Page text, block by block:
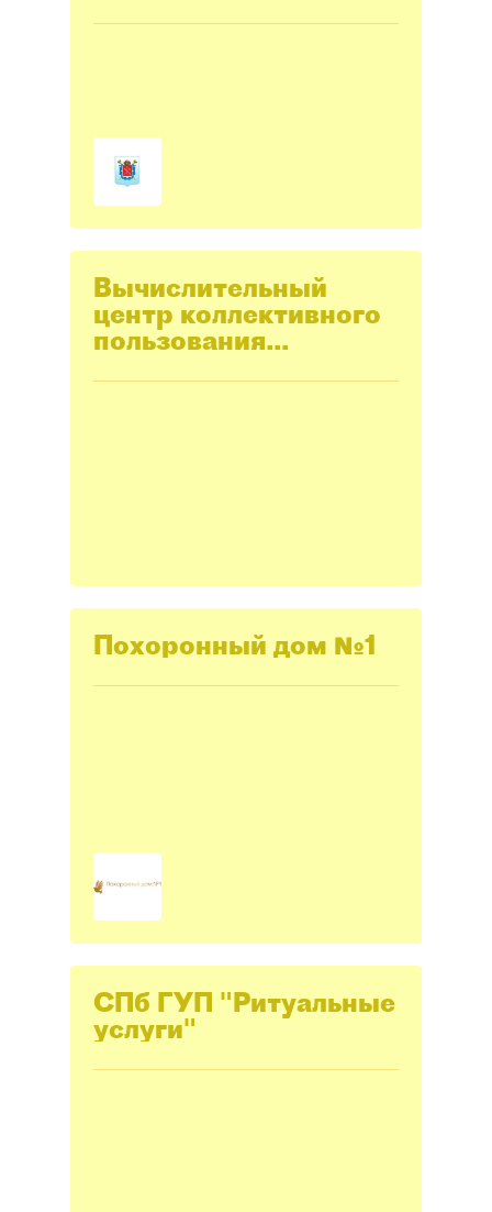
благоустройства"
Вычислительный
центр коллективного
пользования
комплекса
Похоронный дом №1
СПб ГУП "Ритуальные
услуги"